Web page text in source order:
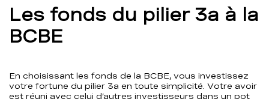
Les fonds du pilier 3a à la
BCBE
En choisissant les fonds de la BCBE, vous investissez
votre fortune du pilier 3a en toute simplicité. Votre avoir
est réuni avec celui d’autres investisseurs dans un pot